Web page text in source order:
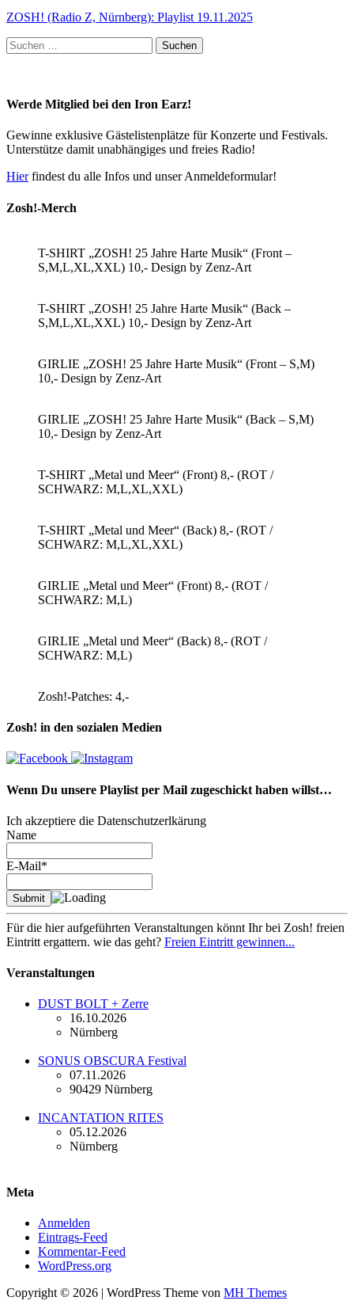
ZOSH! (Radio Z, Nürnberg): Playlist 19.11.2025
Suchen
nach:
Werde Mitglied bei den Iron Earz!
Gewinne exklusive Gästelistenplätze für Konzerte und Festivals.
Unterstütze damit unabhängiges und freies Radio!
Hierfindest du alle Infos und unser Anmeldeformular!
Zosh!-Merch
T-SHIRT „ZOSH! 25 Jahre Harte Musik“ (Front –
S,M,L,XL,XXL) 10,- Design by Zenz-Art
T-SHIRT „ZOSH! 25 Jahre Harte Musik“ (Back –
S,M,L,XL,XXL) 10,- Design by Zenz-Art
GIRLIE „ZOSH! 25 Jahre Harte Musik“ (Front – S,M)
10,- Design by Zenz-Art
GIRLIE „ZOSH! 25 Jahre Harte Musik“ (Back – S,M)
10,- Design by Zenz-Art
T-SHIRT „Metal und Meer“ (Front) 8,- (ROT /
SCHWARZ: M,L,XL,XXL)
T-SHIRT „Metal und Meer“ (Back) 8,- (ROT /
SCHWARZ: M,L,XL,XXL)
GIRLIE „Metal und Meer“ (Front) 8,- (ROT /
SCHWARZ: M,L)
GIRLIE „Metal und Meer“ (Back) 8,- (ROT /
SCHWARZ: M,L)
Zosh!-Patches: 4,-
Zosh! in den sozialen Medien
Wenn Du unsere Playlist per Mail zugeschickt haben willst…
Ich akzeptiere die Datenschutzerlkärung
Name
E-Mail*
Für die hier aufgeführten Veranstaltungen könnt Ihr bei Zosh! freien
Eintritt ergattern. wie das geht? Freien Eintritt gewinnen...
Veranstaltungen
DUST BOLT + Zerre
16.10.2026
Nürnberg
SONUS OBSCURA Festival
07.11.2026
90429 Nürnberg
INCANTATION RITES
05.12.2026
Nürnberg
Meta
Anmelden
Eintrags-Feed
Kommentar-Feed
WordPress.org
Copyright © 2026 | WordPress Theme von MH Themes